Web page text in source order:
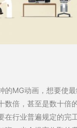
的MG动画，想要使
数倍，甚至是数十倍
在行业普遍规定的完